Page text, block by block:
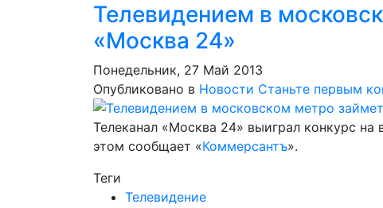
Телевидением в
«Москва 24»
Понедельник, 27 Май 2013
Опубликовано в Новости Станьте первым
Телеканал «Москва 24» выиграл конкурс
этом сообщает «Коммерсантъ».
Теги
Телевидение